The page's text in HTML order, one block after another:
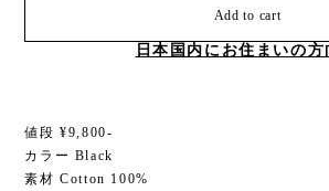
Add to cart
日本国内にお住まいの方
値段 ¥9,800-
カラー Black
素材 Cotton 100%